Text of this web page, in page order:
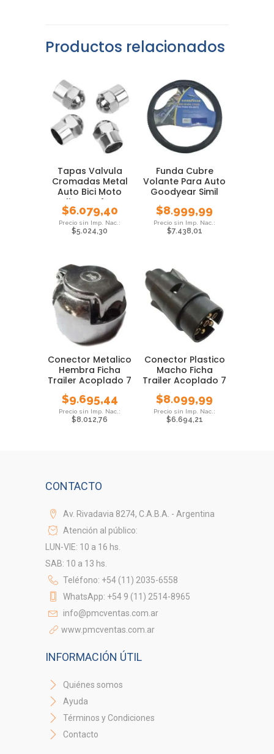
Productos relacionados
Tapas Valvula
Cromadas Metal
Auto Bici Moto
Blister X 4 Un
$6.079,40
$5.024,30
Funda Cubre
Volante Para Auto
Goodyear Simil
$8.999,99
$7.438,01
Conector Metalico
Hembra Ficha
Trailer Acoplado 7
Contactos
$9.695,44
$8.012,76
Conector Plastico
Macho Ficha
Trailer Acoplado 7
$8.099,99
$6.694,21
CONTACTO
Av. Rivadavia 8274, C.A.B.A. - Argentina
Atención al público:
LUN-VIE: 10 a 16 hs.
SAB: 10 a 13 hs.
Teléfono: +54 (11) 2035-6558
WhatsApp: +54 9 (11) 2514-8965
info@pmcventas.com.ar
www.pmcventas.com.ar
INFORMACIÓN ÚTIL
Quiénes somos
Ayuda
Términos y Condiciones
Contacto